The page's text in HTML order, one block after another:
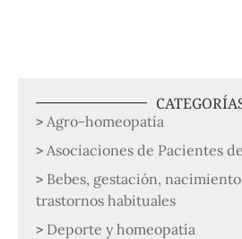
Agro-homeopatía
Asociaciones de Pacientes
Bebes, gestación,
trastornos habituales
Deporte y homeopatía